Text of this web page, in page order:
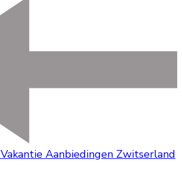
Vakantie Aanbiedingen Zwitserland